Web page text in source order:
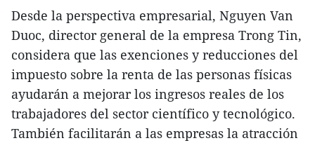
Desde la perspectiva empresarial, Nguyen Van
Duoc, director general de la empresa Trong Tin,
considera que las exenciones y reducciones del
impuesto sobre la renta de las personas físicas
ayudarán a mejorar los ingresos reales de los
trabajadores del sector científico y tecnológico.
También facilitarán a las empresas la atracción